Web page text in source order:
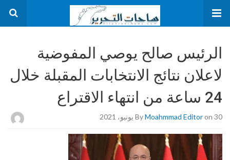
الرئيس صالح يوصي المفوضية
لاعلان نتائج الانتخابات المقبلة خلال
24 ساعة من انتهاء الاقتراع
ByMoahmmad Editoron 30 يونيو، 2021